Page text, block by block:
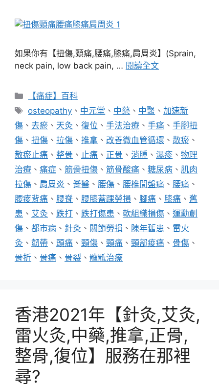
如果你有【扭傷,頸痛,腰痛,膝痛,肩周炎】(Sprain,
neck pain, low back pain, … 閱讀全文
分
【痛症】百科
標
籤
osteopathy 、 中元堂 、 中藥 、 中醫 、加速新
傷 、 去瘀 、 天灸 、 復位 、 手法治療 、 手痛 、 手腳扭
傷 、 扭傷 、 拉傷 、 推拿 、 改善微血管循環 、 散瘀 、
散瘀止痛 、 整骨 、 止痛 、 正骨 、 消腫 、 濕疹 、 物理
治療 、 痛症 、 筋骨扭傷 、 筋骨酸痛 、 糖尿病 、 肌肉
拉傷 、 肩周炎 、 脊醫 、 腰傷 、 腰椎間盤痛 、 腰痛 、
腰痠背痛 、 腰脊 、 腰膝蓋踝勞損 、 腳痛 、 膝痛 、 舊
患 、 艾灸 、 跌打 、 跌打傷患 、 軟組織損傷 、 運勳創
傷 、 都市病 、 針灸 、 關節勞損 、 陳年舊患 、 雷火
灸 、 韌帶 、 頭痛 、 頸傷 、 頸痛 、 頸部痠痛 、 骨傷 、
骨折 、 骨痛 、 骨裂 、 髗骶治療
香港2021年【針灸,艾灸,
雷火灸,中藥,推拿,正骨,
整骨,復位】服務在那裡
尋?